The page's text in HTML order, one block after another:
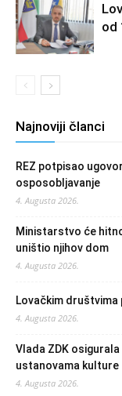
od
Najnoviji članci
REZ potpisao
osposobljavanje
4. Augusta 2026.
Ministarstvo će
uništio njihov dom
4. Augusta 2026.
Lovačkim društvima
4. Augusta 2026.
Vlada ZDK
ustanovama kulture
4. Augusta 2026.